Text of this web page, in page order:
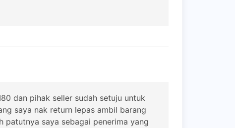
dan pihak seller sudah setuju untuk
saya nak return lepas ambil barang
patutnya saya sebagai penerima yang